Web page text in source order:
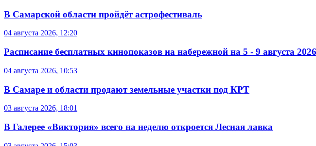
В Самарской области пройдёт астрофестиваль
04 августа 2026, 12:20
Расписание бесплатных кинопоказов на набережной на 5 - 9 августа
04 августа 2026, 10:53
В Самаре и области продают земельные участки под КРТ
03 августа 2026, 18:01
В Галерее «Виктория» всего на неделю откроется Лесная лавка